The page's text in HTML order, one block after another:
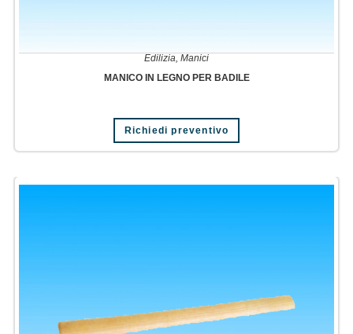
Edilizia, Manici
MANICO IN LEGNO PER BADILE
Richiedi preventivo